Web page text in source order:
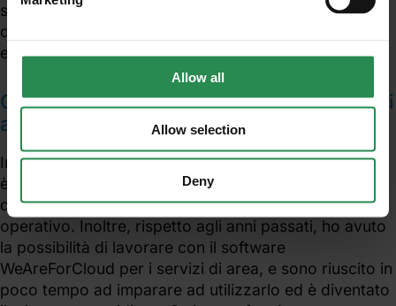
Allow all
Allow selection
Deny
stato possibile spaziare su differenti realtà aziendali
di diversa natura e questo è molto positivo per
evitare che il lavoro possa diventare ripetitivo.
Come è cambiato il tuo lavoro negli ultimi
anni?
In quest’ultimo anno, essendo diventato RAT il lavoro
è cambiato in quanto molto tempo ora lo impiego per
coordinare persone, quindi limitando il tempo
operativo. Inoltre, rispetto agli anni passati, ho avuto
la possibilità di lavorare con il software
WeAreForCloud per i servizi di area, e sono riuscito in
poco tempo ad imparare ad utilizzarlo ed è diventato